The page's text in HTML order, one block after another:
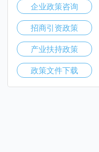
企业政策咨询
招商引资政策
产业扶持政策
政策文件下载